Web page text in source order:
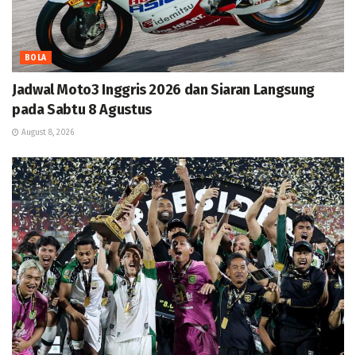
BOLA
Jadwal Moto3 Inggris 2026 dan Siaran Langsung
pada Sabtu 8 Agustus
August 8, 2026